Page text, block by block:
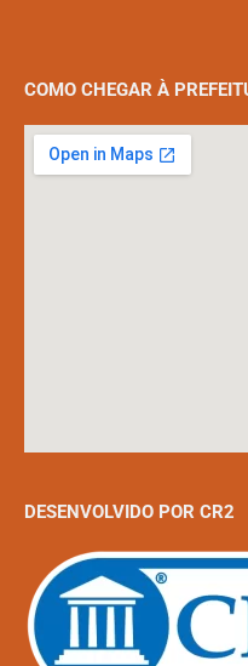
COMO CHEGAR À
DESENVOLVIDO POR CR2